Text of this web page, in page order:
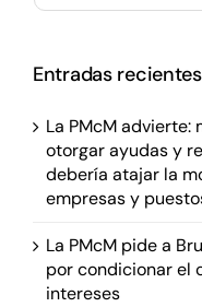
Entradas recientes
La PMcM
otorgar ayudas y
debería atajar la
empresas y
La PMcM pide a
por condicionar el
intereses